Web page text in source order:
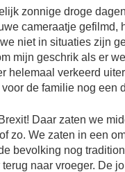
zonnige droge
cameraatje
niet in situaties zijn
mijn geschrik als er
verkeerd
de familie nog een
Daar zaten we
zo. We zaten in een
bevolking nog
naar vroeger. De